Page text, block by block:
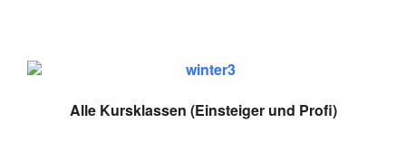
Alle Kursklassen (Einsteiger und Profi)